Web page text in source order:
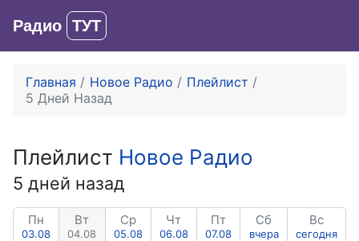
Радио ТУТ
Главная Новое Радио
Плейлист
5 Дней Назад
Плейлист Новое Радио
5 дней назад
Пн
03.08
Вт
04.08
Ср
05.08
Чт
06.08
Пт
07.08
Сб
вчера
Вс
сегодня